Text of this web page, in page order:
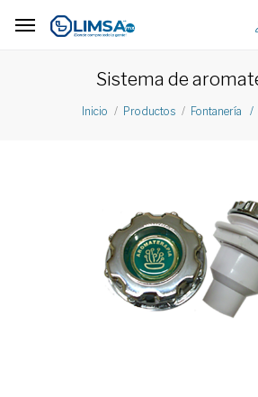
Sistema de
Inicio Productos Fontanería /